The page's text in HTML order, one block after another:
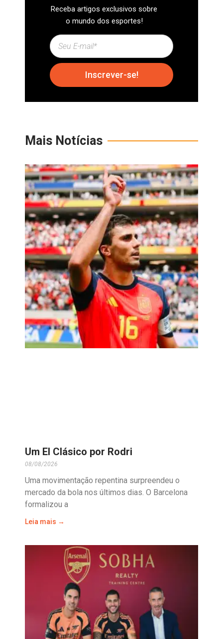
Receba artigos exclusivos sobre
o mundo dos esportes!
Inscrever-se!
Mais Notícias
Um El Clásico por Rodri
08/08/2026
Uma movimentação repentina surpreendeu o
mercado da bola nos últimos dias. O Barcelona
formalizou a
Leia mais →